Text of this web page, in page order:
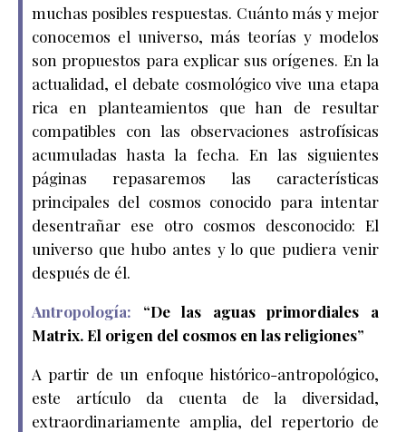
muchas posibles respuestas. Cuánto más y mejor
conocemos el universo, más teorías y modelos
son propuestos para explicar sus orígenes. En la
actualidad, el debate cosmológico vive una etapa
rica en planteamientos que han de resultar
compatibles con las observaciones astrofísicas
acumuladas hasta la fecha. En las siguientes
páginas repasaremos las características
principales del cosmos conocido para intentar
desentrañar ese otro cosmos desconocido: El
universo que hubo antes y lo que pudiera venir
después de él.
Antropología: “De las aguas primordiales a
Matrix. El origen del cosmos en las religiones”
A partir de un enfoque histórico-antropológico,
este artículo da cuenta de la diversidad,
extraordinariamente amplia, del repertorio de